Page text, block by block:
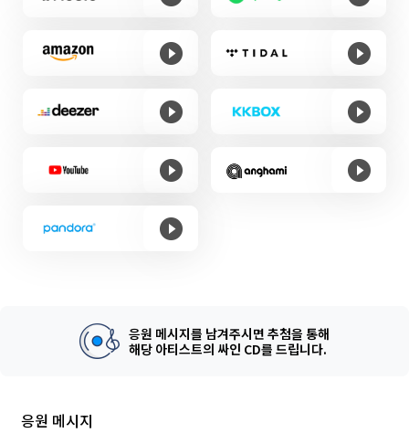
응원 메시지를 남겨주시면 추첨을 통해
해당 아티스트의 싸인 CD를 드립니다.
응원 메시지